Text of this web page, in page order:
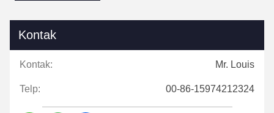
Kontak
Kontak: Mr. Louis
Telp: 00-86-15974212324